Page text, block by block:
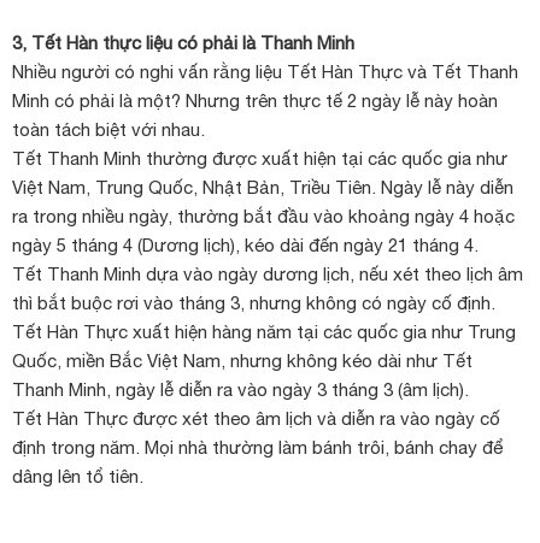
3, Tết Hàn thực liệu có phải là Thanh Minh
Nhiều người có nghi vấn rằng liệu Tết Hàn Thực và Tết Thanh
Minh có phải là một? Nhưng trên thực tế 2 ngày lễ này hoàn
toàn tách biệt với nhau.
Tết Thanh Minh thường được xuất hiện tại các quốc gia như
Việt Nam, Trung Quốc, Nhật Bản, Triều Tiên. Ngày lễ này diễn
ra trong nhiều ngày, thường bắt đầu vào khoảng ngày 4 hoặc
ngày 5 tháng 4 (Dương lịch), kéo dài đến ngày 21 tháng 4.
Tết Thanh Minh dựa vào ngày dương lịch, nếu xét theo lịch âm
thì bắt buộc rơi vào tháng 3, nhưng không có ngày cố định.
Tết Hàn Thực xuất hiện hàng năm tại các quốc gia như Trung
Quốc, miền Bắc Việt Nam, nhưng không kéo dài như Tết
Thanh Minh, ngày lễ diễn ra vào ngày 3 tháng 3 (âm lịch).
Tết Hàn Thực được xét theo âm lịch và diễn ra vào ngày cố
định trong năm. Mọi nhà thường làm bánh trôi, bánh chay để
dâng lên tổ tiên.